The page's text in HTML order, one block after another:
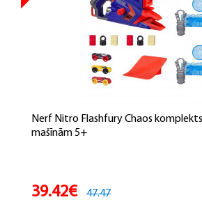
Nerf Nitro Flashfury Chaos
mašīnām 5+
39.42€ 47.47